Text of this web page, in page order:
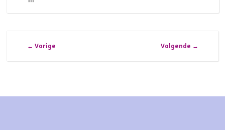
← Vorige Volgende →